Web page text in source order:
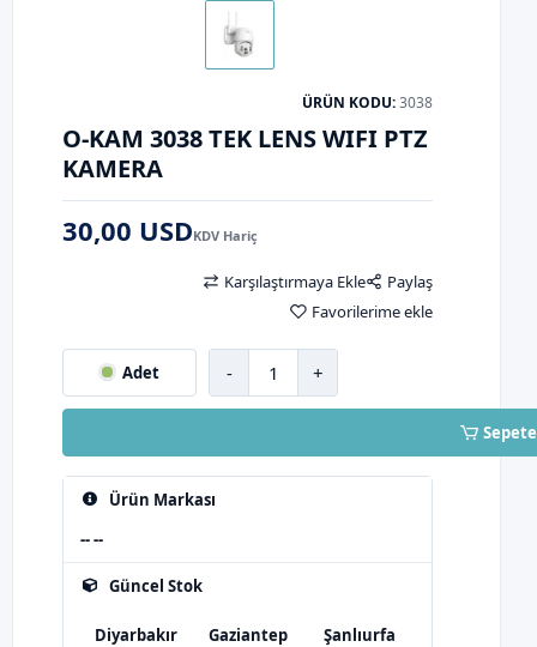
ÜRÜN KODU:3038
O-KAM 3038 TEK LENS WIFI PTZ
KAMERA
30,00 USDKDV Hariç
Ürün Markası
-- --
Güncel Stok
Diyarbakır Gaziantep Şanlıurfa
Karşılaştırmaya Ekle
Paylaş
Favorilerime ekle
Adet - +